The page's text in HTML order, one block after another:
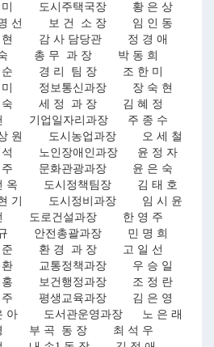
미 도시주택국장 황 은 상
명 선 보 건 소 장 임 인 동
현 감 사 담당관 정 경 애
숙 총 무 과 장 박 동 희
순 경 리 팀 장 조 한 미
미 정보통신과장 장 숙 현
숙 세 정 과 장 김 혜 정
기업일자리과장 주 종 수
상 원 도시농업과장 오 세 철
노인장애인과장 윤 정 자
주 문화관광과장 윤 은 숙
옥 도시정책팀장 김 태 호
현 기 도시정비과장 임 시 윤
도로건설과장 한 영 주
안전총괄과장 민 명 희
준 환 경 과 장 고 일 선
환 교통정책과장 우 승 일
홍 보건행정과장 조 정 란
주 평생교육과장 김 은 영
아 도서관운영과장 노 은 래
부 곡 동 장 최 석 우